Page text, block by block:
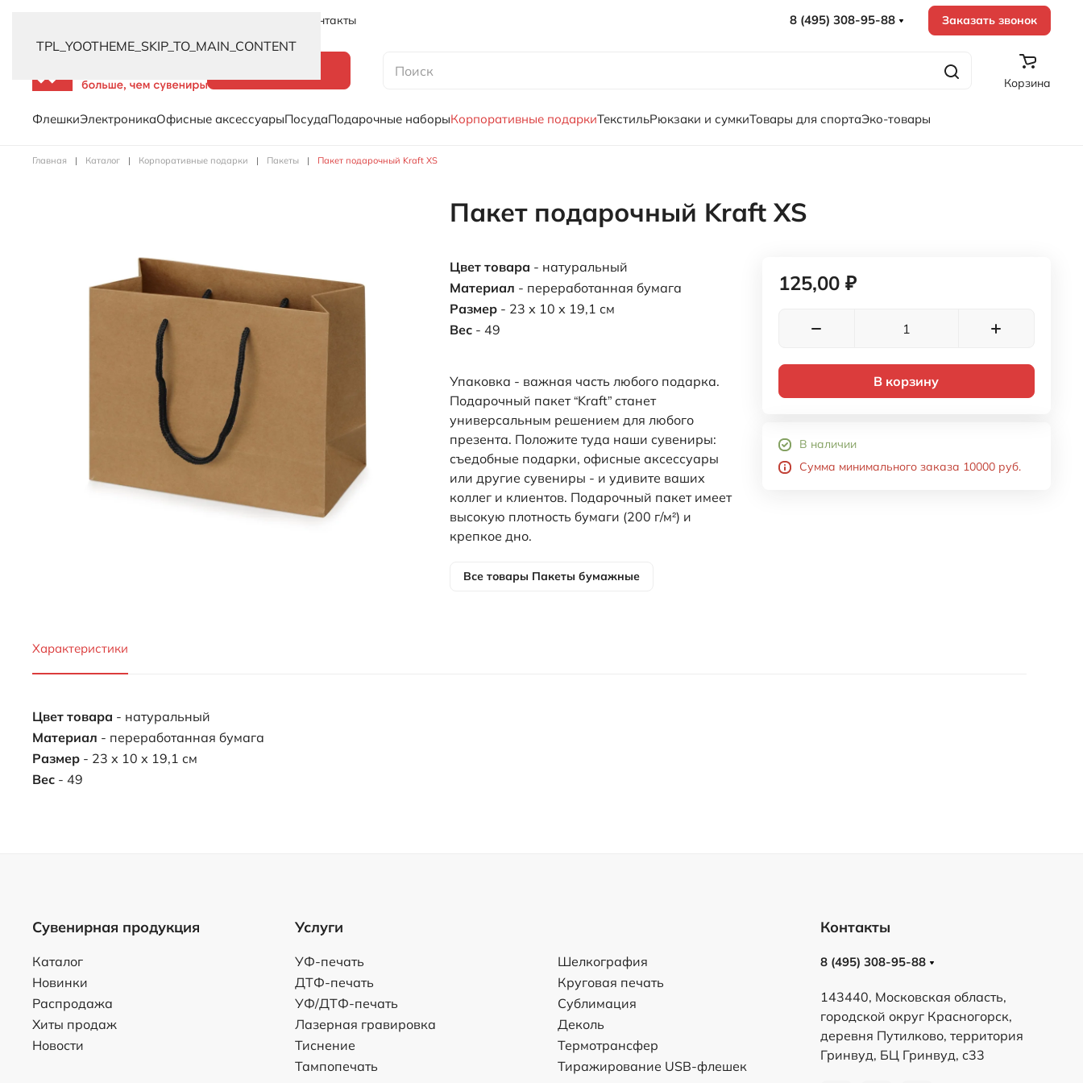
TPL_YOOTHEME_SKIP_TO_MAIN_CONTENT
Контакты 8 (495) 308-95-88 Заказать звонок
Корзина
ФлешкиЭлектроникаОфисные аксессуарыПосудаПодарочные наборыКорпоративные подаркиТекстильРюкзаки и сумкиТовары для спортаЭко-товары
Главная Каталог Корпоративные подарки Пакеты Пакет подарочный Kraft XS
Пакет подарочный Kraft XS
Цвет товара - натуральный
Материал - переработанная бумага
Размер- 23 х 10 х 19,1 см
Вес- 49
Упаковка - важная часть любого подарка.
Подарочный пакет “Kraft” станет
универсальным решением для любого
презента. Положите туда наши сувениры:
съедобные подарки, офисные аксессуары
или другие сувениры - и удивите ваших
коллег и клиентов. Подарочный пакет имеет
высокую плотность бумаги (200 г/м²) и
крепкое дно.
Все товары Пакеты бумажные
125,00 ₽
В корзину
В наличии
Сумма минимального заказа 10000 руб.
Характеристики
Цвет товара - натуральный
Материал - переработанная бумага
Размер - 23 х 10 х 19,1 см
Вес - 49
Сувенирная продукция
Каталог
Новинки
Распродажа
Хиты продаж
Новости
Услуги
УФ-печать
ДТФ-печать
УФ/ДТФ-печать
Лазерная гравировка
Тиснение
Тампопечать
Шелкография
Круговая печать
Сублимация
Деколь
Термотрансфер
Тиражирование USB-флешек
Контакты
8 (495) 308-95-88
143440, Московская область,
городской округ Красногорск,
деревня Путилково, территория
Гринвуд, БЦ Гринвуд, с33